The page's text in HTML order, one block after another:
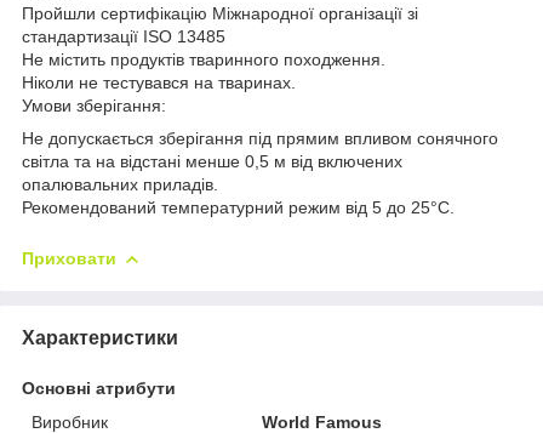
Пройшли сертифікацію Міжнародної організації зі
стандартизації ISO 13485
Не містить продуктів тваринного походження.
Ніколи не тестувався на тваринах.
Умови зберігання:
Не допускається зберігання під прямим впливом сонячного
світла та на відстані менше 0,5 м від включених
опалювальних приладів.
Рекомендований температурний режим від 5 до 25°С.
Приховати
Характеристики
Основні атрибути
Виробник
World Famous